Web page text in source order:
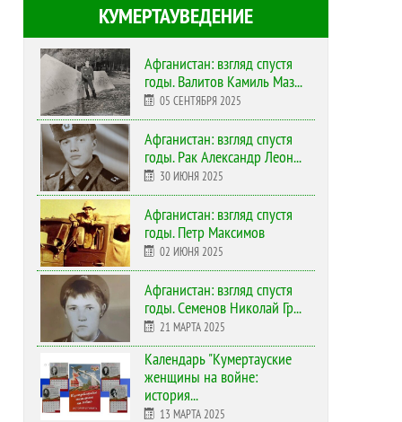
КУМЕРТАУВЕДЕНИЕ
Афганистан: взгляд спустя
годы. Валитов Камиль Маз...
05 СЕНТЯБРЯ 2025
Афганистан: взгляд спустя
годы. Рак Александр Леон...
30 ИЮНЯ 2025
Афганистан: взгляд спустя
годы. Петр Максимов
02 ИЮНЯ 2025
Афганистан: взгляд спустя
годы. Семенов Николай Гр...
21 МАРТА 2025
Календарь "Кумертауские
женщины на войне:
история...
13 МАРТА 2025